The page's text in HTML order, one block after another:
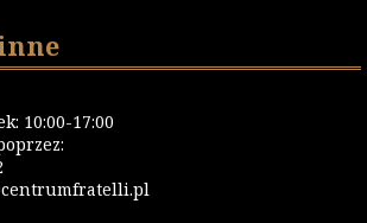
10:00-17:00